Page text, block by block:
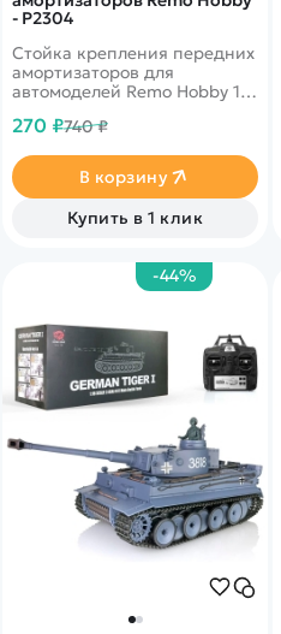
- P2304
Cтойка крепления передних
амортизаторов для
автомоделей Remo Hobby 10-
270 ₽740 ₽
В корзину
Купить в 1 клик
-44%